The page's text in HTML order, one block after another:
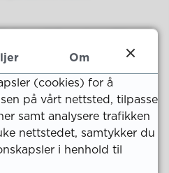
tilfredsstiller
vil det fra kommunens
returnere fakturaer som
krav til merking,
og er her for å
Om
(cookies) for å
på vårt nettsted, tilpasse
samt analysere trafikken
nettstedet, samtykker du
i henhold til